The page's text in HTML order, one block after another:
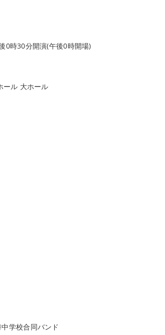
時30分開演(午後0時開場)
ール 大ホール
学校合同バンド